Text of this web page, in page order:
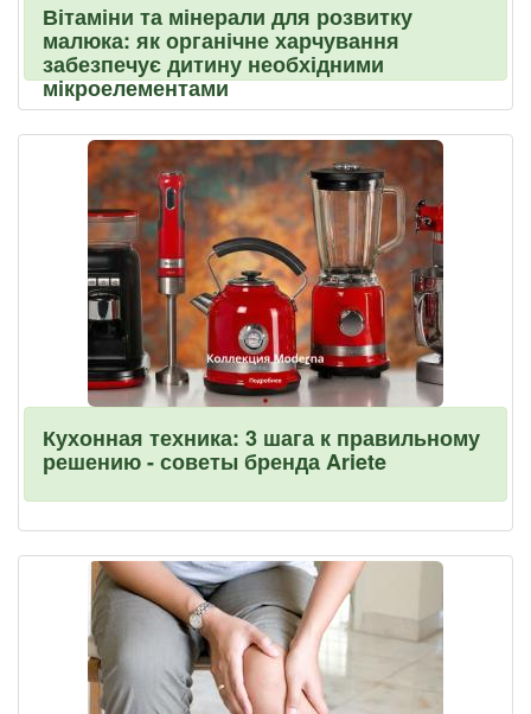
Вітаміни та мінерали для розвитку
малюка: як органічне харчування
забезпечує дитину необхідними
мікроелементами
Кухонная техника: 3 шага к правильному
решению - советы бренда Ariete